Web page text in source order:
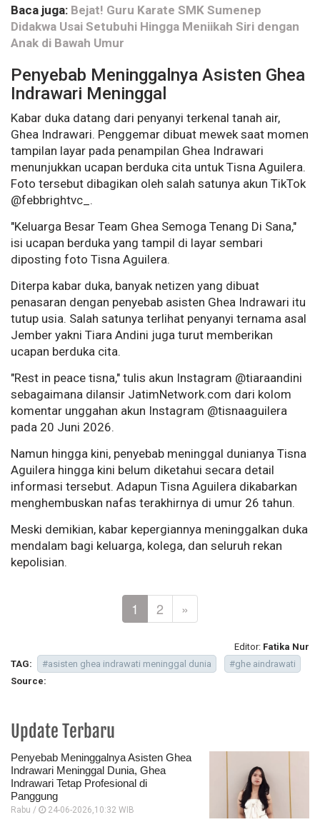
Baca juga: Bejat! Guru Karate SMK Sumenep
Didakwa Usai Setubuhi Hingga Meniikah Siri dengan
Anak di Bawah Umur
Penyebab Meninggalnya Asisten Ghea
Indrawari Meninggal
Kabar duka datang dari penyanyi terkenal tanah air,
Ghea Indrawari. Penggemar dibuat mewek saat momen
tampilan layar pada penampilan Ghea Indrawari
menunjukkan ucapan berduka cita untuk Tisna Aguilera.
Foto tersebut dibagikan oleh salah satunya akun TikTok
@febbrightvc_.
"Keluarga Besar Team Ghea Semoga Tenang Di Sana,"
isi ucapan berduka yang tampil di layar sembari
diposting foto Tisna Aguilera.
Diterpa kabar duka, banyak netizen yang dibuat
penasaran dengan penyebab asisten Ghea Indrawari itu
tutup usia. Salah satunya terlihat penyanyi ternama asal
Jember yakni Tiara Andini juga turut memberikan
ucapan berduka cita.
"Rest in peace tisna," tulis akun Instagram @tiaraandini
sebagaimana dilansir JatimNetwork.com dari kolom
komentar unggahan akun Instagram @tisnaaguilera
pada 20 Juni 2026.
Namun hingga kini, penyebab meninggal dunianya Tisna
Aguilera hingga kini belum diketahui secara detail
informasi tersebut. Adapun Tisna Aguilera dikabarkan
menghembuskan nafas terakhirnya di umur 26 tahun.
Meski demikian, kabar kepergiannya meninggalkan duka
mendalam bagi keluarga, kolega, dan seluruh rekan
kepolisian.
1 2 »
Editor: Fatika Nur
TAG:
#asisten ghea indrawati meninggal dunia
#ghe aindrawati
Source:
Update Terbaru
Penyebab Meninggalnya Asisten Ghea
Indrawari Meninggal Dunia, Ghea
Indrawari Tetap Profesional di
Panggung
Rabu / 24-06-2026,10:32 WIB